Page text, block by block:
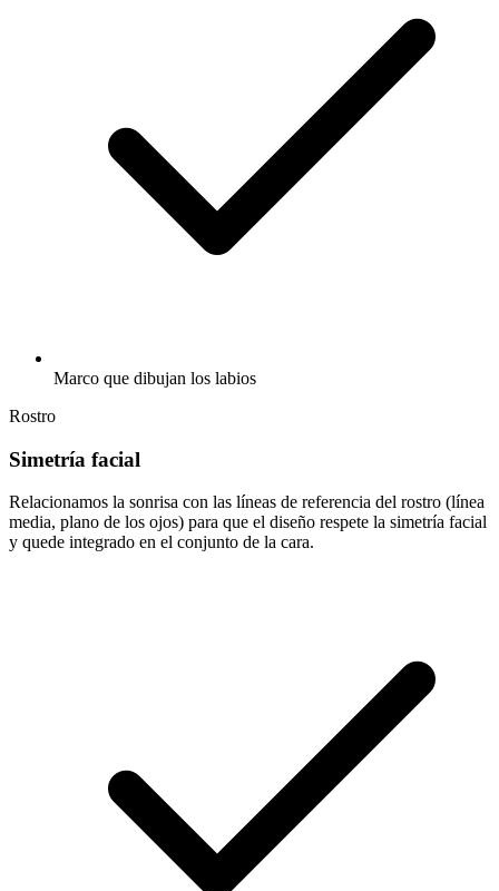
Marco que dibujan los labios
Rostro
Simetría facial
Relacionamos la sonrisa con las líneas de referencia del rostro (línea
media, plano de los ojos) para que el diseño respete la simetría facial
y quede integrado en el conjunto de la cara.